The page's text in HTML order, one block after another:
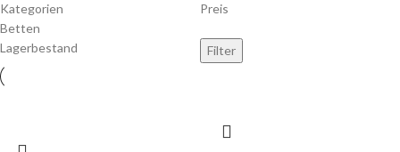
Kategorien
Betten
Preis
Lagerbestand Filter